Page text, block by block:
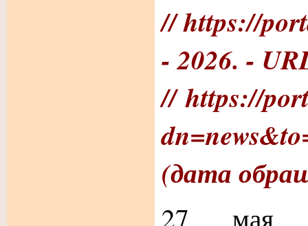
// https://
- 2026. -
// https://
(дата
27 мая